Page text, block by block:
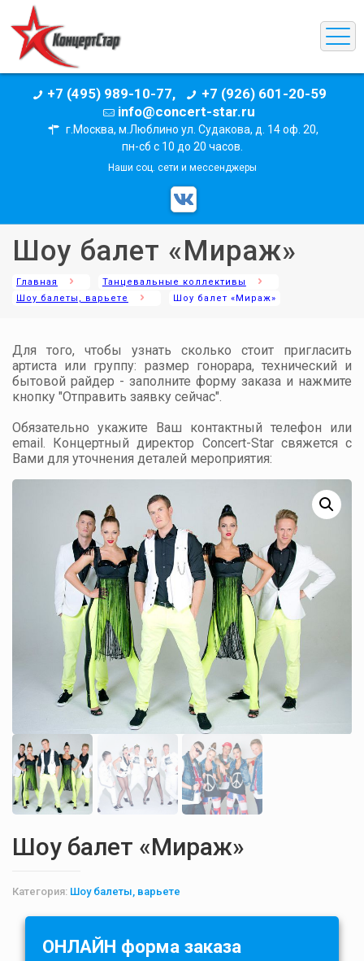
+7 (495) 989-10-77,
+7 (926) 601-20-59
info@concert-star.ru
г.Москва, м.Люблино ул. Судакова, д. 14 оф. 20,
пн-сб с 10 до 20 часов.
Наши соц. сети и мессенджеры
Шоу балет «Мираж»
Главная
Танцевальные коллективы
Шоу балеты, варьете
Шоу балет «Мираж»
Для того, чтобы узнать сколько стоит пригласить
артиста или группу: размер гонорара, технический и
бытовой райдер - заполните форму заказа и нажмите
кнопку "Отправить заявку сейчас".
Обязательно укажите Ваш контактный телефон или
email. Концертный директор Concert-Star свяжется с
Вами для уточнения деталей мероприятия:
Шоу балет «Мираж»
Категория: Шоу балеты, варьете
ОНЛАЙН форма заказа